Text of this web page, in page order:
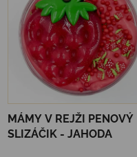
MÁMY V REJŽI PENOVÝ
SLIZÁČIK - JAHODA